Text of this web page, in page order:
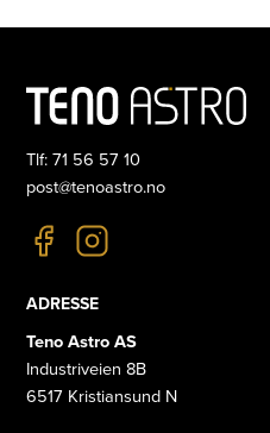
Tlf: 71 56 57 10
post@tenoastro.no
ADRESSE
Teno Astro AS
Industriveien 8B
6517 Kristiansund N